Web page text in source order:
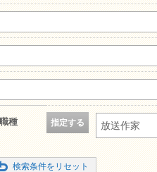
種 指定する 放送作家